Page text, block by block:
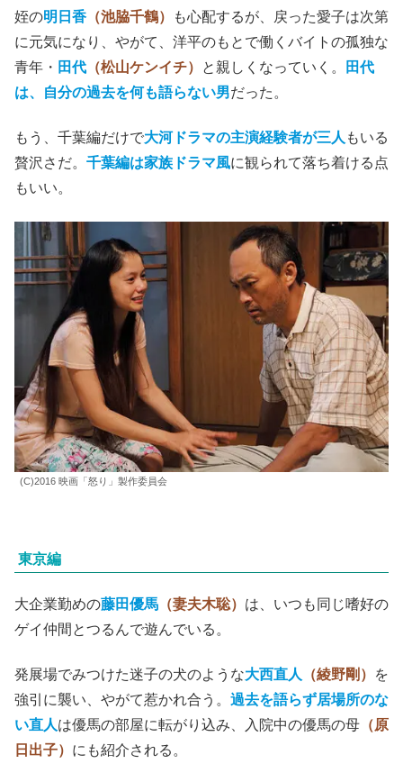
姪の明日香 （池脇千鶴）
も心配するが、戻った愛子は次第
に元気になり、やがて、洋平のもとで働くバイトの孤独な
青年・ 田代 （松山ケンイチ） と親しくなっていく。
田代
は、自分の過去を何も語らない男だった。
もう、千葉編だけで大河ドラマの主演経験者が三人 もいる
贅沢さだ。 千葉編は家族ドラマ風に観られて落ち着ける点
もいい。
(C)2016 映画「怒り」製作委員会
東京編
大企業勤めの藤田優馬 （妻夫木聡） は、いつも同じ嗜好の
ゲイ仲間とつるんで遊んでいる。
発展場でみつけた迷子の犬のような大西直人 （綾野剛）
を
強引に襲い、やがて惹かれ合う。 過去を語らず居場所のな
い直人は優馬の部屋に転がり込み、入院中の優馬の母 （原
日出子） にも紹介される。